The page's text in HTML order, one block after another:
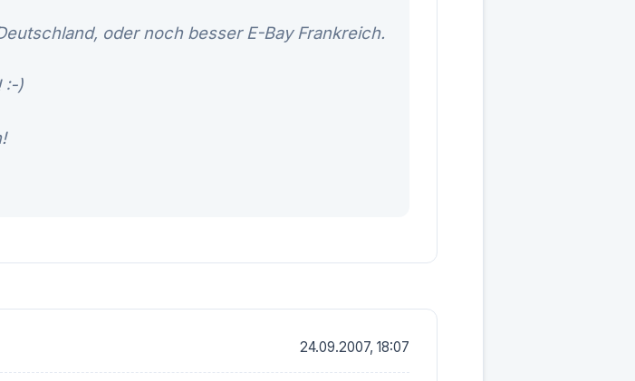
oder noch besser E-Bay Frankreich.
:-)
24.09.2007, 18:07